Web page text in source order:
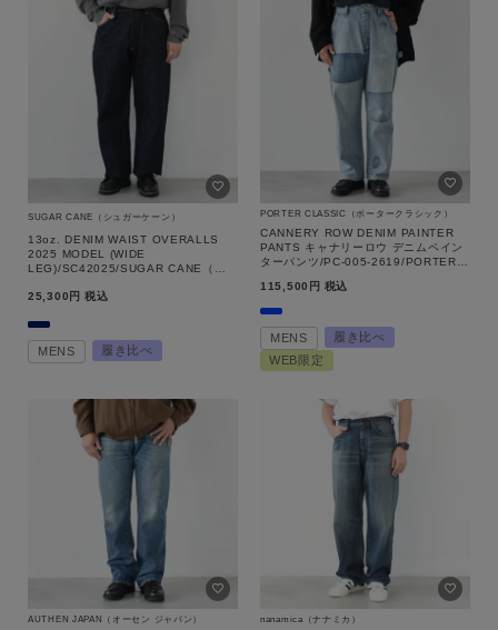
SUGAR CANE（シュガーケーン）
13oz. DENIM WAIST OVERALLS
2025 MODEL (WIDE
LEG)/SC42025/SUGAR CANE（シ
25,300
税込
MENS 履き比べ
PORTER CLASSIC（ポータークラシック）
CANNERY ROW DENIM PAINTER
PANTS キャナリーロウ デニムペイン
ターパンツ/PC-005-2619/PORTER
115,500
税込
MENS
履き比べ
WEB限定
AUTHEN JAPAN（オーセン ジャパン） nanamica（ナナミカ）